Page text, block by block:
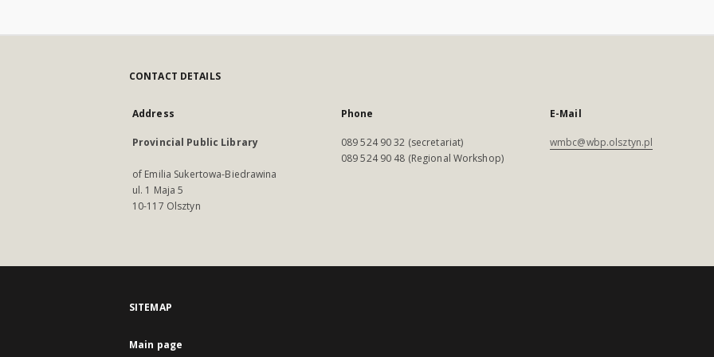
CONTACT DETAILS
Address
Provincial Public Library
of Emilia Sukertowa-Biedrawina
ul. 1 Maja 5
10-117 Olsztyn
Phone
089 524 90 32 (secretariat)
089 524 90 48 (Regional Workshop)
E-Mail
wmbc@wbp.olsztyn.pl
SITEMAP
Main page